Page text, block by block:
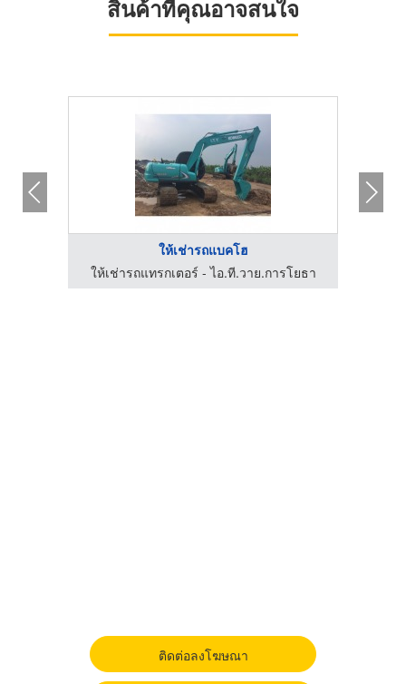
สินค้าที่คุณอาจสนใจ
ให้เช่ารถแบคโฮ
ให้เช่ารถแทรกเตอร์ - ไอ.ที.วาย.การโยธา
ติดต่อลงโฆษณา